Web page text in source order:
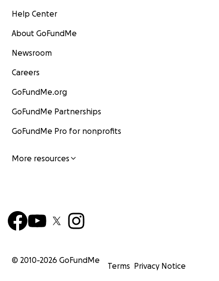
Help Center
About GoFundMe
Newsroom
Careers
GoFundMe.org
GoFundMe Partnerships
GoFundMe Pro for nonprofits
More resources
© 2010-2026 GoFundMe
Terms Privacy Notice